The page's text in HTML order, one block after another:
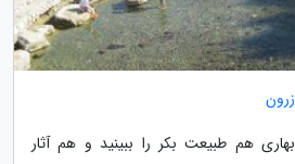
هم طبیعت بکر را ببینید و هم آثار